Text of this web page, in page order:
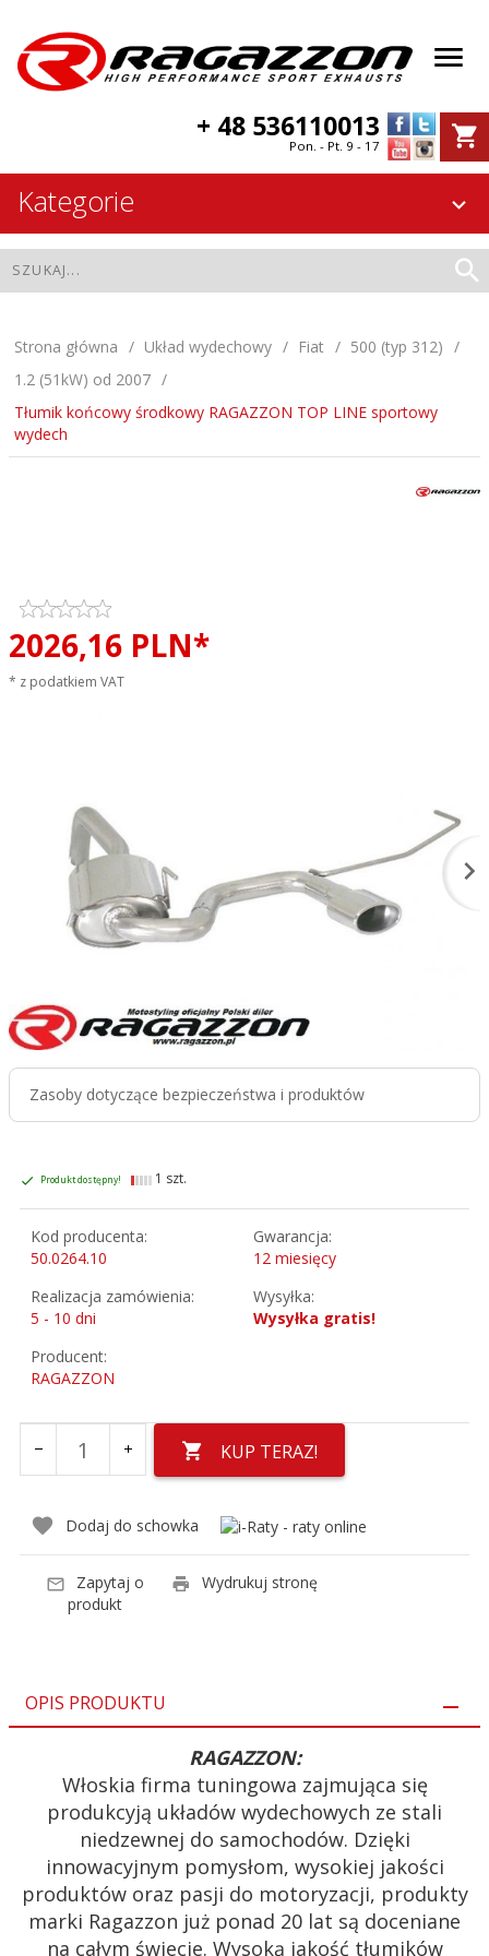
+ 48 536110013
Pon. - Pt. 9 - 17
Kategorie
Strona główna Układ wydechowy Fiat
500 (typ 312)
1.2 (51kW) od 2007
Tłumik końcowy środkowy RAGAZZON TOP LINE sportowy
wydech
2026,16 PLN*
* z podatkiem VAT
Zasoby dotyczące bezpieczeństwa i produktów
Produkt dostępny! 1 szt.
Kod producenta:
50.0264.10
Gwarancja:
12 miesięcy
Realizacja zamówienia:
5 - 10 dni
Wysyłka:
Wysyłka gratis!
Producent:
RAGAZZON
KUP TERAZ!
Dodaj do schowka
Zapytaj o
produkt
Wydrukuj stronę
OPIS PRODUKTU
RAGAZZON:
Włoskia firma tuningowa zajmująca się
produkcyją układów wydechowych ze stali
niedzewnej do samochodów. Dzięki
innowacyjnym pomysłom, wysokiej jakości
produktów oraz pasji do motoryzacji, produkty
marki Ragazzon już ponad 20 lat są doceniane
na całym świecie. Wysoką jakość tłumików